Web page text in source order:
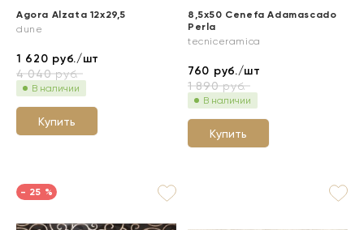
Agora Alzata 12x29,5
dune
1 620 руб./шт
4 040руб.
В наличии
Купить
8,5x50 Cenefa Adamascado
Perla
tecniceramica
760 руб./шт
1 890руб.
В наличии
Купить
- 25 %